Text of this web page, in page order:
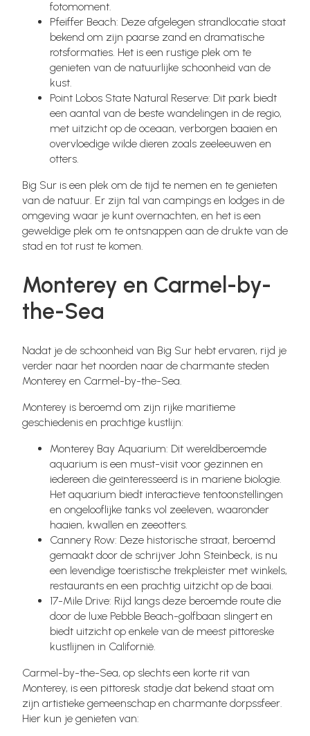
fotomoment.
Pfeiffer Beach: Deze afgelegen strandlocatie staat
bekend om zijn paarse zand en dramatische
rotsformaties. Het is een rustige plek om te
genieten van de natuurlijke schoonheid van de
kust.
Point Lobos State Natural Reserve: Dit park biedt
een aantal van de beste wandelingen in de regio,
met uitzicht op de oceaan, verborgen baaien en
overvloedige wilde dieren zoals zeeleeuwen en
otters.
Big Sur is een plek om de tijd te nemen en te genieten
van de natuur. Er zijn tal van campings en lodges in de
omgeving waar je kunt overnachten, en het is een
geweldige plek om te ontsnappen aan de drukte van de
stad en tot rust te komen.
Monterey en Carmel-by-
the-Sea
Nadat je de schoonheid van Big Sur hebt ervaren, rijd je
verder naar het noorden naar de charmante steden
Monterey en Carmel-by-the-Sea.
Monterey is beroemd om zijn rijke maritieme
geschiedenis en prachtige kustlijn:
Monterey Bay Aquarium: Dit wereldberoemde
aquarium is een must-visit voor gezinnen en
iedereen die geïnteresseerd is in mariene biologie.
Het aquarium biedt interactieve tentoonstellingen
en ongelooflijke tanks vol zeeleven, waaronder
haaien, kwallen en zeeotters.
Cannery Row: Deze historische straat, beroemd
gemaakt door de schrijver John Steinbeck, is nu
een levendige toeristische trekpleister met winkels,
restaurants en een prachtig uitzicht op de baai.
17-Mile Drive: Rijd langs deze beroemde route die
door de luxe Pebble Beach-golfbaan slingert en
biedt uitzicht op enkele van de meest pittoreske
kustlijnen in Californië.
Carmel-by-the-Sea, op slechts een korte rit van
Monterey, is een pittoresk stadje dat bekend staat om
zijn artistieke gemeenschap en charmante dorpssfeer.
Hier kun je genieten van: